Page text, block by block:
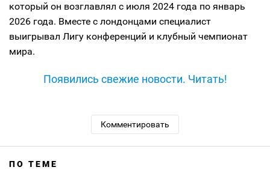
который он возглавлял с июля 2024 года по январь
2026 года. Вместе с лондонцами специалист
выигрывал Лигу конференций и клубный чемпионат
мира.
Появились свежие новости. Читать!
Комментировать
ПО ТЕМЕ